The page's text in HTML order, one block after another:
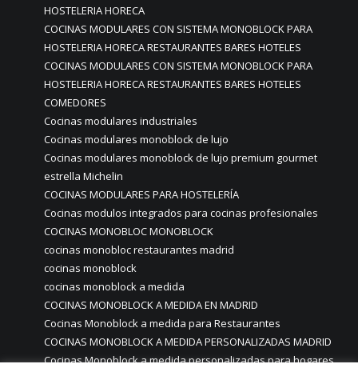
HOSTELERIA HORECA
COCINAS MODULARES CON SISTEMA MONOBLOCK PARA
HOSTELERIA HORECA RESTAURANTES BARES HOTELES
COCINAS MODULARES CON SISTEMA MONOBLOCK PARA
HOSTELERIA HORECA RESTAURANTES BARES HOTELES
COMEDORES
Cocinas modulares industriales
Cocinas modulares monoblock de lujo
Cocinas modulares monoblock de lujo premium gourmet
estrella Michelin
COCINAS MODULARES PARA HOSTELERÍA
Cocinas modulos integrados para cocinas profesionales
COCINAS MONOBLOC MONOBLOCK
cocinas monobloc restaurantes madrid
cocinas monoblock
cocinas monoblock a medida
COCINAS MONOBLOCK A MEDIDA EN MADRID
Cocinas Monoblock a medida para Restaurantes
COCINAS MONOBLOCK A MEDIDA PERSONALIZADAS MADRID
Cocinas Monoblock a medida personalizadas para hogares